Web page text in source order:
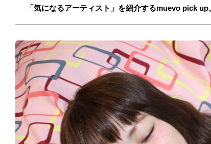
#女性SSW #ロック #男性シンガー #HR/HM #女性シンガ
「気になるアーティスト」を紹介するmuevo pick up